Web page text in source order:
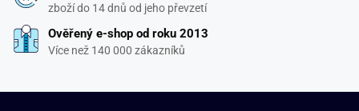
zboží do 14 dnů od jeho převzetí
Ověřený e-shop od roku 2013
Více než 140 000 zákazníků